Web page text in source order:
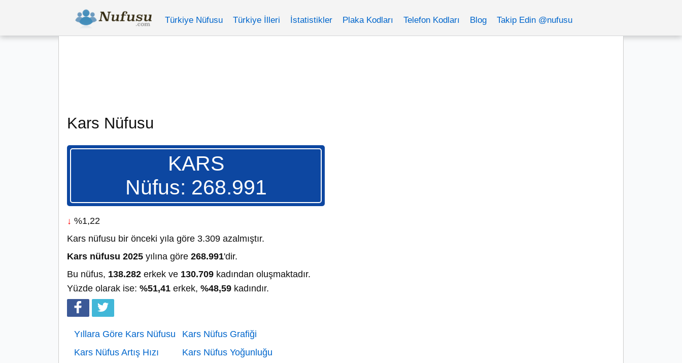
Türkiye Nüfusu Türkiye İlleri İstatistikler Plaka Kodları Telefon Kodları Blog Takip Edin @nufusu
Kars Nüfusu
KARS
Nüfus: 268.991
↓ %1,22
Kars nüfusu bir önceki yıla göre 3.309 azalmıştır.
Kars nüfusu 2025 yılına göre 268.991'dir.
Bu nüfus, 138.282 erkek ve 130.709 kadından oluşmaktadır.
Yüzde olarak ise: %51,41 erkek, %48,59 kadındır.
Yıllara Göre Kars Nüfusu
Kars Nüfus Grafiği
Kars Nüfus Artış Hızı
Kars Nüfus Yoğunluğu